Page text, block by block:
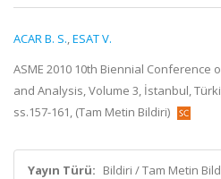
ACAR B. S.,ESAT V.
ASME 2010 10th Biennial Conference
and Analysis, Volume 3, İstanbul,
ss.157-161, (Tam Metin Bildiri)
Yayın Türü: Bildiri / Tam Metin